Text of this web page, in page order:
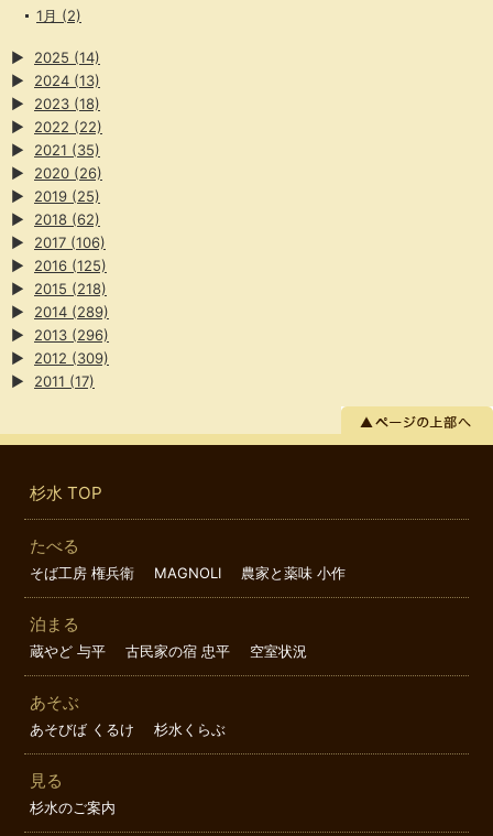
1月 (2)
▶ 2025 (14)
▶
2024 (13)
▶
2023 (18)
▶
2022 (22)
▶
2021 (35)
▶
2020 (26)
▶
2019 (25)
▶
2018 (62)
▶
2017 (106)
▶
2016 (125)
▶
2015 (218)
▶
2014 (289)
▶
2013 (296)
▶
2012 (309)
▶
2011 (17)
杉水 TOP
たべる
そば工房 権兵衛 MAGNOLI 農家と薬味 小作
泊まる
蔵やど 与平 古民家の宿 忠平 空室状況
あそぶ
あそびば くるけ 杉水くらぶ
見る
杉水のご案内